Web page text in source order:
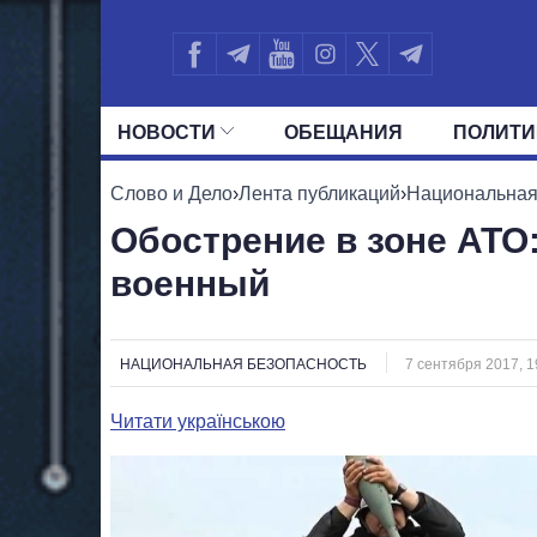
НОВОСТИ ОБЕЩАНИЯ
ВСЕ ПОЛИТИКИ ПРЕЗИДЕНТ И
Слово и Дело›Лента публикаций›
Обострение в зоне
военный
НАЦИОНАЛЬНАЯ БЕЗОПАСНОСТЬ 7 сентября 2017,
Читати українською